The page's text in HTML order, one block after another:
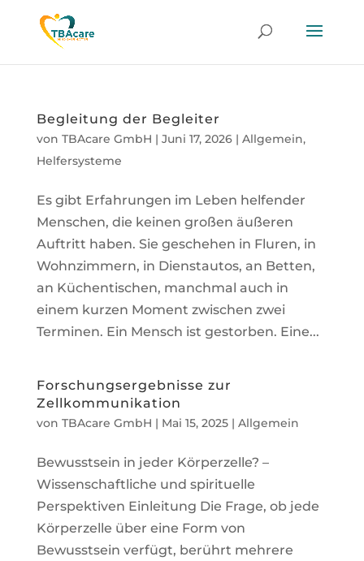
Begleitung der Begleiter
von TBAcare GmbH | Juni 17, 2026| Allgemein,
Helfersysteme
Es gibt Erfahrungen im Leben helfender
Menschen, die keinen großen äußeren
Auftritt haben. Sie geschehen in Fluren, in
Wohnzimmern, in Dienstautos, an Betten,
an Küchentischen, manchmal auch in
einem kurzen Moment zwischen zwei
Terminen. Ein Mensch ist gestorben. Eine...
Forschungsergebnisse zur
Zellkommunikation
von TBAcare GmbH | Mai 15, 2025| Allgemein
Bewusstsein in jeder Körperzelle? –
Wissenschaftliche und spirituelle
Perspektiven Einleitung Die Frage, ob jede
Körperzelle über eine Form von
Bewusstsein verfügt, berührt mehrere